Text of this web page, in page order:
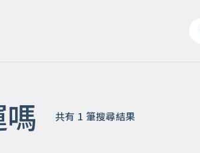
共有 1 筆搜尋結果